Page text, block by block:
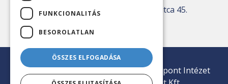
Levelezési cím:1143 Budapest, Ilka utca 45.
E-mail:iroda@nezopont.hu
© 2026 Minden jog fenntartva | Nézőpont Intézet
FUNKCIONALITÁS
BESOROLATLAN
ÖSSZES ELFOGADÁSA